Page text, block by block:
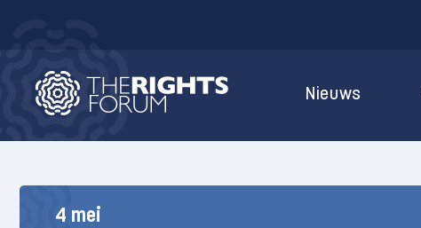
Nieuws
4 mei